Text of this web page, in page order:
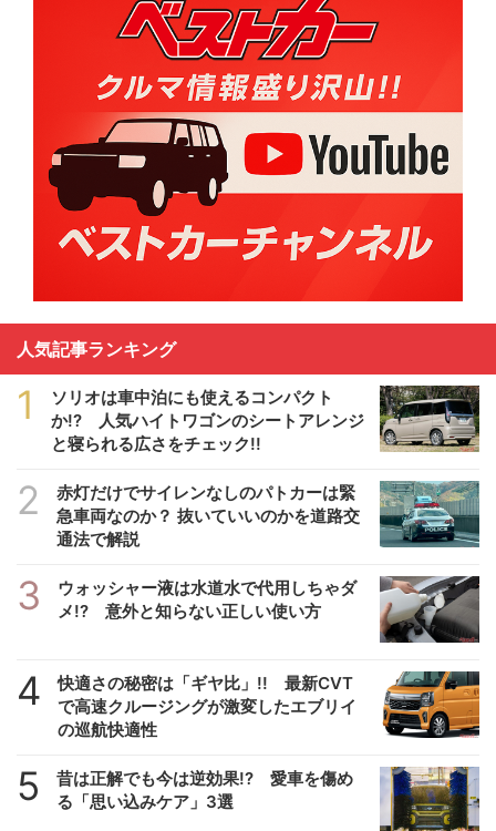
人気記事ランキング
1
ソリオは車中泊にも使えるコンパクト
か!? 人気ハイトワゴンのシートアレンジ
と寝られる広さをチェック!!
2
赤灯だけでサイレンなしのパトカーは緊
急車両なのか？ 抜いていいのかを道路交
通法で解説
3
ウォッシャー液は水道水で代用しちゃダ
メ!? 意外と知らない正しい使い方
4
快適さの秘密は「ギヤ比」!! 最新CVT
で高速クルージングが激変したエブリイ
の巡航快適性
5
昔は正解でも今は逆効果!? 愛車を傷め
る「思い込みケア」3選